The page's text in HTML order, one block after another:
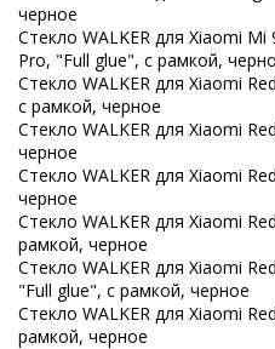
черное
Стекло WALKER для Xiaomi
Pro, "Full glue", с рамкой,
Стекло WALKER для Xiaomi
с рамкой, черное
Стекло WALKER для Xiaomi
черное
Стекло WALKER для Xiaomi
черное
Стекло WALKER для Xiaomi
рамкой, черное
Стекло WALKER для Xiaomi
"Full glue", с рамкой, черное
Стекло WALKER для Xiaomi
рамкой, черное